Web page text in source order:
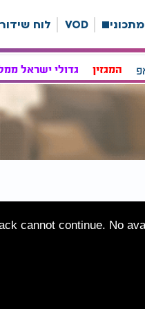
מתכונים VOD לוח
המגזין גדולי ישראל
cannot continue. No